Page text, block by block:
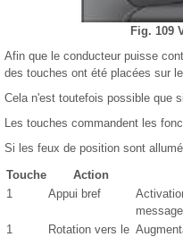
Fig. 109
Afin que le conducteur puisse
des touches ont été placées sur
Cela n'est toutefois possible que
Les touches commandent les
Si les feux de position sont
Touche
Action
1
Appui bref
1
Rotation vers le